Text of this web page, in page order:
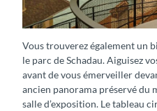
Thun-Panorama – das älteste Rundbild der Welt
Vous trouverez également un
le parc de Schadau. Aiguisez
avant de vous émerveiller
ancien panorama préservé du
salle d’exposition. Le tableau